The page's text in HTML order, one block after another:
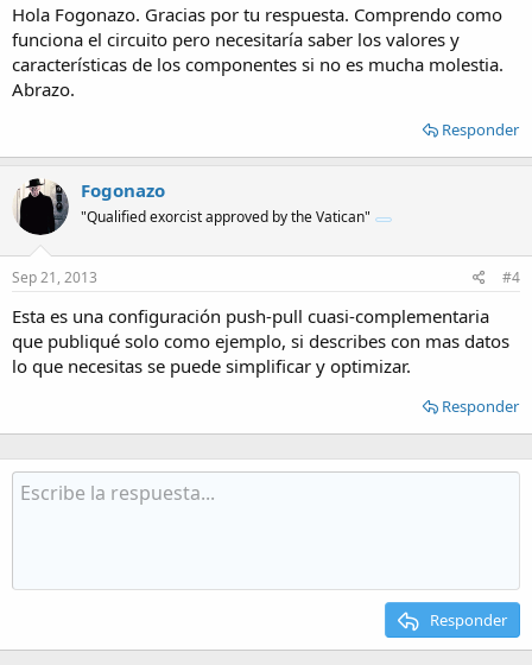
Hola Fogonazo. Gracias por tu respuesta. Comprendo como
funciona el circuito pero necesitaría saber los valores y
características de los componentes si no es mucha molestia.
Abrazo.
Responder
Fogonazo
"Qualified exorcist approved by the Vatican"
Sep 21, 2013 #4
Esta es una configuración push-pull cuasi-complementaria
que publiqué solo como ejemplo, si describes con mas datos
lo que necesitas se puede simplificar y optimizar.
Responder
Responder